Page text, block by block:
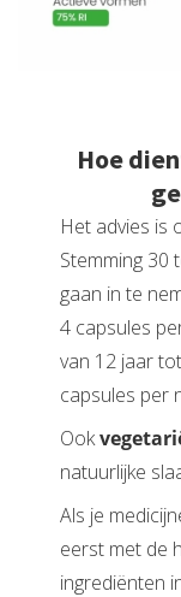
Hoe
Het advies is
Stemming 30
gaan in te
4 capsules
van 12 jaar
capsules per
Ook
natuurlijke
Als je
eerst met de
ingrediënten